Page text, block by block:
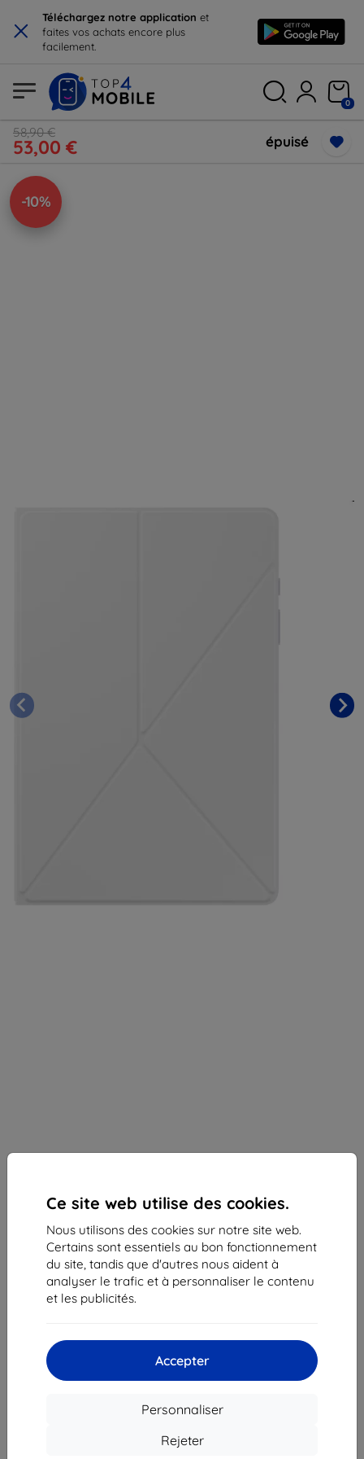
× Téléchargez notre application et
faites vos achats encore plus
facilement.
Ce site web utilise des cookies.
Nous utilisons des cookies sur notre site web.
Certains sont essentiels au bon fonctionnement
du site, tandis que d'autres nous aident à
analyser le trafic et à personnaliser le contenu
et les publicités.
Accepter
Personnaliser
Rejeter
0
58,90 €
53,00 € épuisé
-10%
Coque Samsung Protective case for Samsung
Galaxy Tab A9+ White
Description et caractéristiques
58,90 €